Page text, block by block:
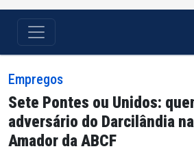
Empregos
Sete Pontes ou Unidos:
adversário do Darcilândia
Amador da ABCF